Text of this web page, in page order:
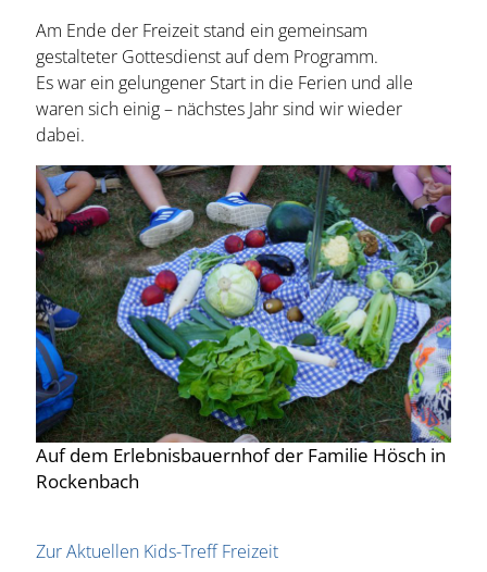
Am Ende der Freizeit stand ein gemeinsam
gestalteter Gottesdienst auf dem Programm.
Es war ein gelungener Start in die Ferien und alle
waren sich einig – nächstes Jahr sind wir wieder
dabei.
Auf dem Erlebnisbauernhof der Familie Hösch in
Rockenbach
Zur Aktuellen Kids-Treff Freizeit